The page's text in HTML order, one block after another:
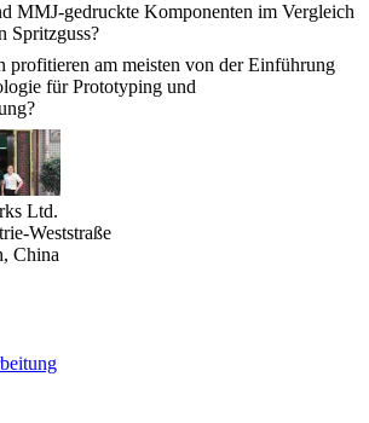
MMJ-gedruckte Komponenten im Vergleich
Spritzguss?
profitieren am meisten von der Einführung
für Prototyping und
Ltd.
Weststraße
China